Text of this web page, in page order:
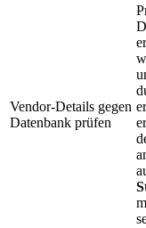
Vendor-Details gegen
Datenbank prüfen